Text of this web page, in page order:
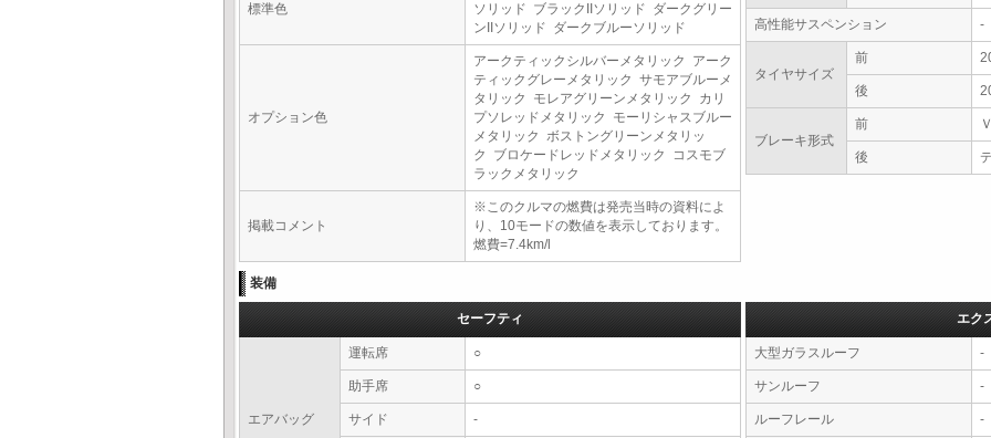
標準色
ソリッド ブラックIIソリッド ダークグリー
ンIIソリッド ダークブルーソリッド
オプション色
アークティックシルバーメタリック アーク
ティックグレーメタリック サモアブルーメ
タリック モレアグリーンメタリック カリ
プソレッドメタリック モーリシャスブルー
メタリック ボストングリーンメタリッ
ク ブロケードレッドメタリック コスモブ
ラックメタリック
掲載コメント
※このクルマの燃費は発売当時の資料によ
り、10モードの数値を表示しております。
燃費=7.4km/l
高性能サスペンション -
タイヤサイズ
前
後
ブレーキ形式
前
後
装備
セーフティ
エアバッグ
運転席 ○
助手席 ○
サイド -
エク
大型ガラスルーフ -
サンルーフ -
ルーフレール -